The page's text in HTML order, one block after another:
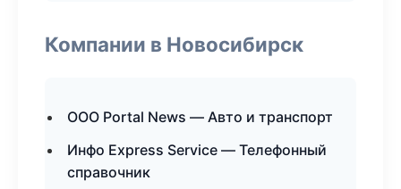
Компании в Новосибирск
ООО Portal News — Авто и транспорт
Инфо Express Service — Телефонный
справочник